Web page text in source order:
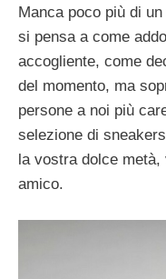
Manca poco più di
si pensa a come
accogliente, come
del momento, ma
persone a noi più
selezione di
la vostra dolce
amico.